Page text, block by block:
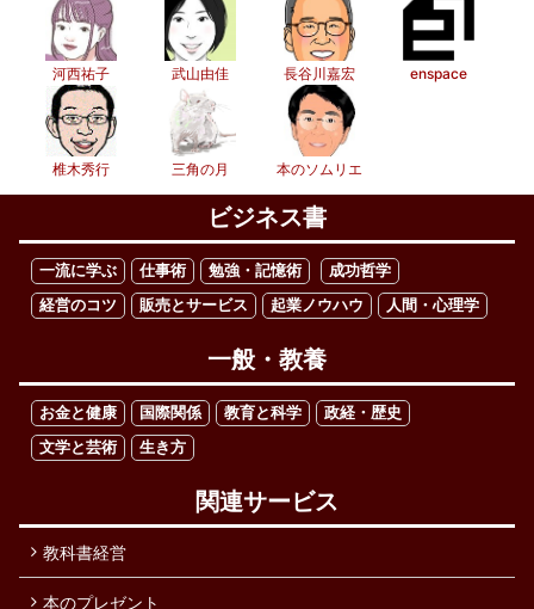
河西祐子 武山由佳 長谷川嘉宏 enspace
椎木秀行 三角の月 本のソムリエ
ビジネス書
一流に学ぶ 仕事術 勉強・記憶術
成功哲学
経営のコツ
販売とサービス 起業ノウハウ 人間・心理学
一般・教養
お金と健康 国際関係 教育と科学
政経・歴史
文学と芸術
生き方
関連サービス
教科書経営
本のプレゼント